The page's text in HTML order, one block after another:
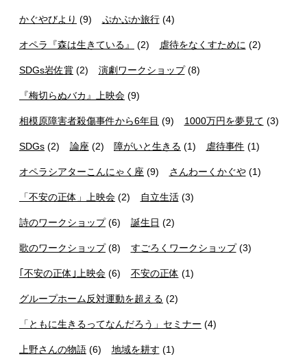
かぐやびより (9) ぷかぷか旅行(4)
オペラ『森は生きている』 (2) 虐待をなくすために (2)
SDGs岩佐賞 (2) 演劇ワークショップ(8)
『梅切らぬバカ』上映会 (9)
相模原障害者殺傷事件から6年目 (9) 1000万円を夢見て (3)
SDGs (2) 論座 (2) 障がいと生きる (1) 虐待事件 (1)
オペラシアターこんにゃく座 (9) さんわーくかぐや(1)
「不安の正体」上映会 (2) 自立生活(3)
詩のワークショップ(6) 誕生日 (2)
歌のワークショップ(8) すごろくワークショップ(3)
｢不安の正体｣上映会 (6) 不安の正体 (1)
グループホーム反対運動を超える (2)
「ともに生きるってなんだろう」セミナー (4)
上野さんの物語 (6) 地域を耕す (1)